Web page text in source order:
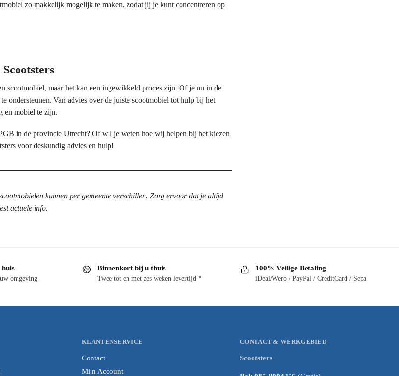
zo makkelijk mogelijk te maken, zodat jij je kunt concentreren op
scootmobiel, maar het kan een ingewikkeld proces zijn. Of je nu in de
ondersteunen. Van advies over de juiste scootmobiel tot hulp bij het
en mobiel te zijn.
in de provincie Utrecht? Of wil je weten hoe wij helpen bij het kiezen
voor deskundig advies en hulp!
kunnen per gemeente verschillen. Zorg ervoor dat je altijd
actuele info.
omgeving
Binnenkort bij u thuis
Twee tot en met zes weken levertijd *
100% Veilige Betaling
iDeal/Wero / PayPal / CreditCard / Sepa
KLANTENSERVICE
Contact
Mijn Account
CONTACT & WERKGEBIED
Scootsters